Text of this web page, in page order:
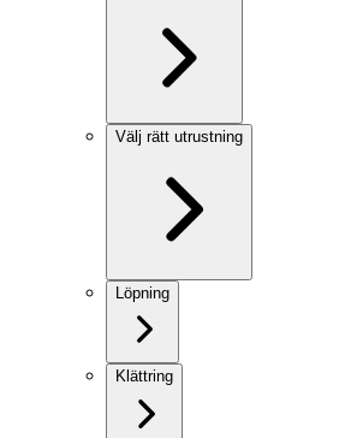
Välj rätt utrustning
Löpning
Klättring